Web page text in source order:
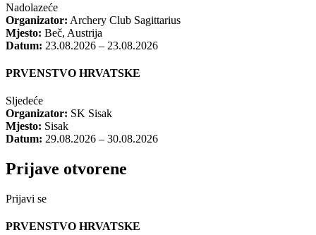
Nadolazeće
Organizator: Archery Club Sagittarius
Mjesto: Beč, Austrija
Datum: 23.08.2026 – 23.08.2026
PRVENSTVO HRVATSKE
Sljedeće
Organizator: SK Sisak
Mjesto: Sisak
Datum: 29.08.2026 – 30.08.2026
Prijave otvorene
Prijavi se
PRVENSTVO HRVATSKE